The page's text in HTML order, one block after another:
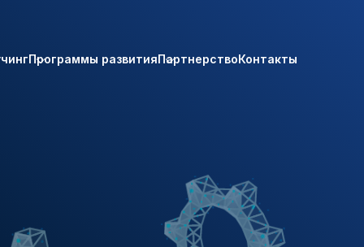
Программы развитияПартнерствоКонтакты